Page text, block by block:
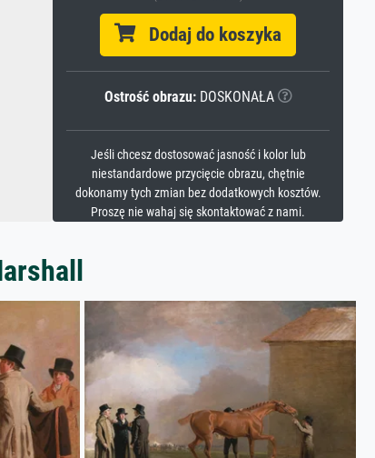
Dodaj do koszyka
Ostrość obrazu:DOSKONAŁA
Jeśli chcesz dostosować jasność i kolor lub
niestandardowe przycięcie obrazu, chętnie
dokonamy tych zmian bez dodatkowych kosztów.
Proszę nie wahaj się skontaktować z nami.